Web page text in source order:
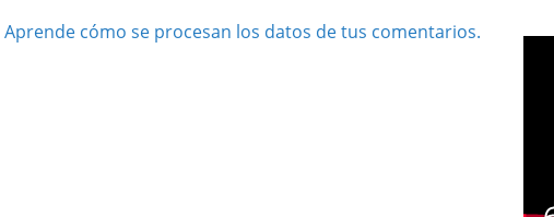
Aprende cómo se procesan los datos de tus comentarios.